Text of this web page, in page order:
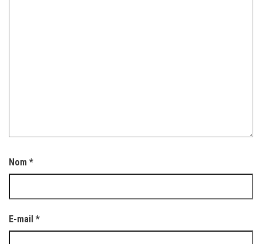
Nom *
E-mail *